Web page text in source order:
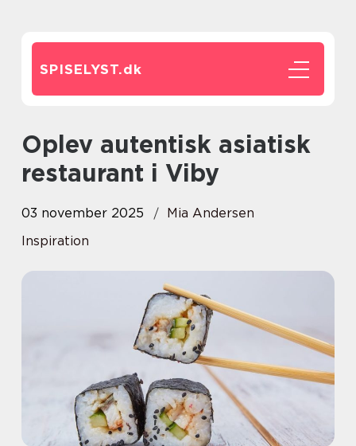
SPISELYST.dk
Oplev autentisk asiatisk
restaurant i Viby
03 november 2025
Mia Andersen
Inspiration